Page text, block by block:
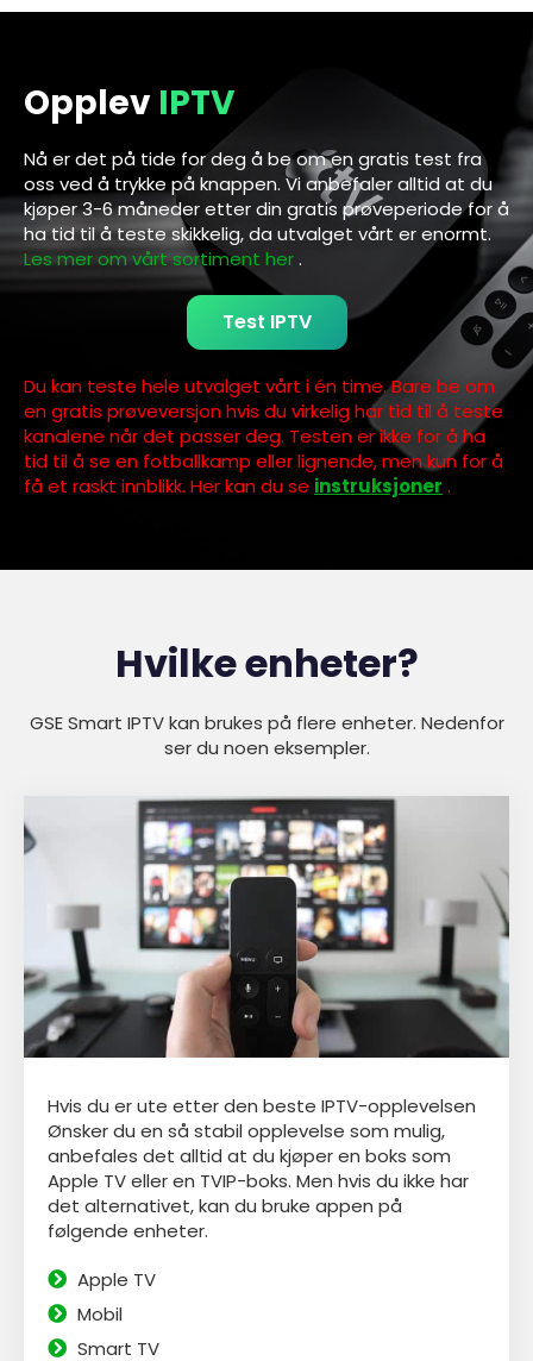
Opplev IPTV
Nå er det på tide for deg å be om en gratis test fra
oss ved å trykke på knappen. Vi anbefaler alltid at du
kjøper 3-6 måneder etter din gratis prøveperiode for å
ha tid til å teste skikkelig, da utvalget vårt er enormt.
Les mer om vårt sortiment her.
Test IPTV
Du kan teste hele utvalget vårt i én time. Bare be om
en gratis prøveversjon hvis du virkelig har tid til å teste
kanalene når det passer deg. Testen er ikke for å ha
tid til å se en fotballkamp eller lignende, men kun for å
få et raskt innblikk. Her kan du se instruksjoner .
Hvilke enheter?
GSE Smart IPTV kan brukes på flere enheter. Nedenfor
ser du noen eksempler.
Hvis du er ute etter den beste IPTV-opplevelsen
Ønsker du en så stabil opplevelse som mulig,
anbefales det alltid at du kjøper en boks som
Apple TV eller en TVIP-boks. Men hvis du ikke har
det alternativet, kan du bruke appen på
følgende enheter.
Apple TV
Mobil
Smart TV